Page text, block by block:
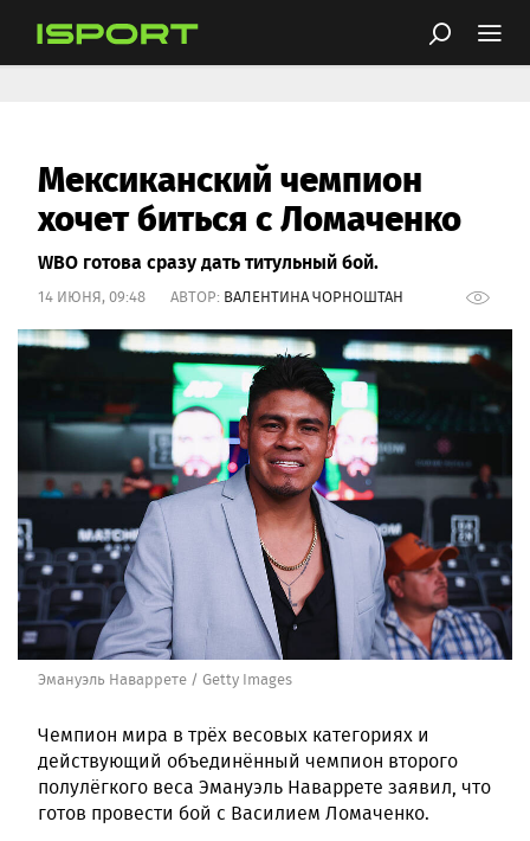
Мексиканский чемпион
хочет биться с Ломаченко
WBO готова сразу дать титульный бой.
14 ИЮНЯ, 09:48 АВТОР: ВАЛЕНТИНА ЧОРНОШТАН
Эмануэль Наваррете / Getty Images
Чемпион мира в трёх весовых категориях и
действующий объединённый чемпион второго
полулёгкого веса Эмануэль Наваррете заявил, что
готов провести бой с Василием Ломаченко.